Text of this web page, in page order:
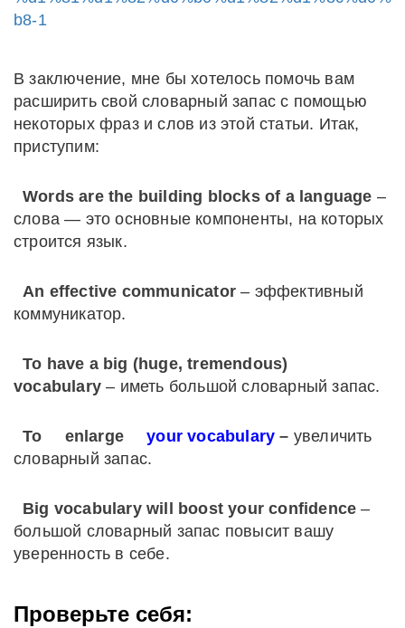
В заключение, мне бы хотелось помочь вам
расширить свой словарный запас с помощью
некоторых фраз и слов из этой статьи. Итак,
приступим:
Words are the building blocks of a language –
слова — это основные компоненты, на которых
строится язык.
An effective communicator – эффективный
коммуникатор.
To have a big (huge, tremendous)
vocabulary – иметь большой словарный запас.
To enlarge your vocabulary– увеличить
словарный запас.
Big vocabulary will boost your confidence–
большой словарный запас повысит вашу
уверенность в себе.
Проверьте себя: